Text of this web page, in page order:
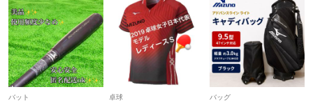
バット 卓球 バッグ